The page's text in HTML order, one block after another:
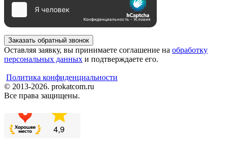
Заказать обратный звонок
Оставляя заявку, вы принимаете соглашение на обработку
персональных данных и подтверждаете его.
Политика конфиденциальности
© 2013-2026. prokatcom.ru
Все права защищены.